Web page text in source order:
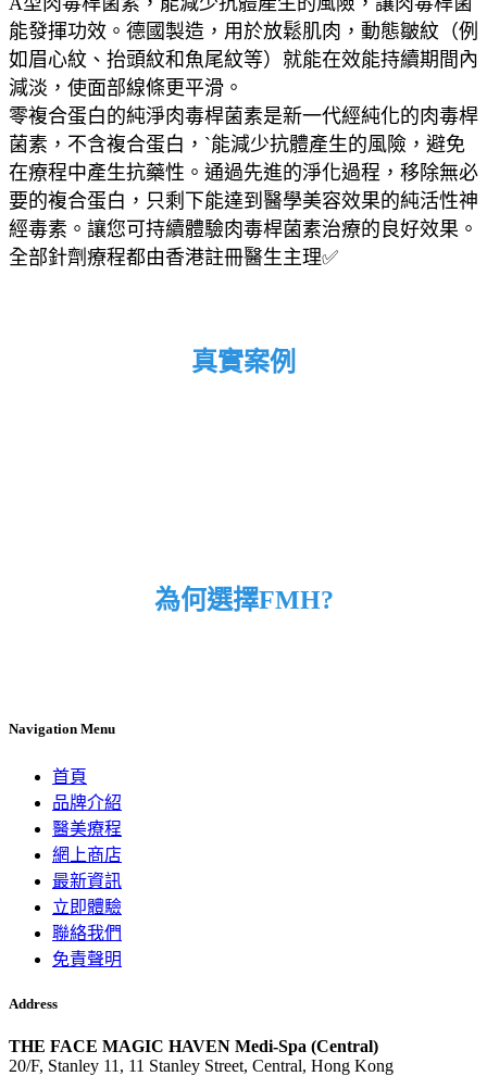
能發揮功效。德國製造，用於放鬆肌肉，動態皺紋（例
如眉心紋、抬頭紋和魚尾紋等）就能在效能持續期間內
減淡，使面部線條更平滑。
零複合蛋白的純淨肉毒桿菌素是新一代經純化的肉毒桿
菌素，不含複合蛋白，`能減少抗體產生的風險，避免
在療程中產生抗藥性。通過先進的淨化過程，移除無必
要的複合蛋白，只剩下能達到醫學美容效果的純活性神
經毒素。讓您可持續體驗肉毒桿菌素治療的良好效果。
全部針劑療程都由香港註冊醫生主理✅
真實案例
為何選擇FMH?
Navigation Menu
首頁
品牌介紹
醫美療程
網上商店
最新資訊
立即體驗
聯絡我們
免責聲明
Address
THE FACE MAGIC HAVEN Medi-Spa (Central)
20/F, Stanley 11, 11 Stanley Street, Central, Hong Kong